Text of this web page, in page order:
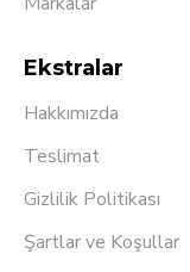
Ekstralar
Hakkımızda
Teslimat
Gizlilik Politikası
Şartlar ve Koşullar